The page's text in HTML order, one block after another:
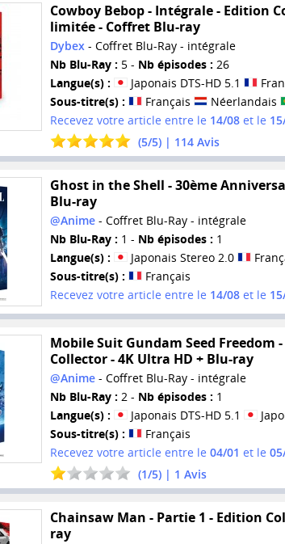
Cowboy Bebop - Intégrale - Edition
limitée - Coffret Blu-ray
Dybex - Coffret Blu-Ray - intégrale
Nb Blu-Ray : 5 - Nb épisodes : 26
Langue(s) :
Japonais DTS-HD 5.1
Sous-titre(s) :
Français Néerlandais
Recevez votre article entre le 14/08et le
(5/5) | 114Avis
Ghost in the Shell - 30ème
Blu-ray
@Anime- Coffret Blu-Ray - intégrale
Nb Blu-Ray : 1 - Nb épisodes : 1
Langue(s) :
Japonais Stereo 2.0
Sous-titre(s) :
Français
Recevez votre article entre le 14/08et le
Mobile Suit Gundam Seed Freedom
Collector - 4K Ultra HD + Blu-ray
@Anime- Coffret Blu-Ray - intégrale
Nb Blu-Ray : 2 - Nb épisodes : 1
Langue(s) :
Japonais DTS-HD 5.1
Sous-titre(s) :
Français
Recevez votre article entre le 04/01 et le
(1/5) | 1 Avis
Chainsaw Man - Partie 1 - Edition
ray